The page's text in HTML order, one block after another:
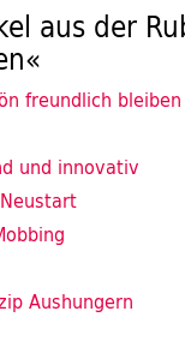
aus der
freundlich bleiben
und innovativ
Aushungern